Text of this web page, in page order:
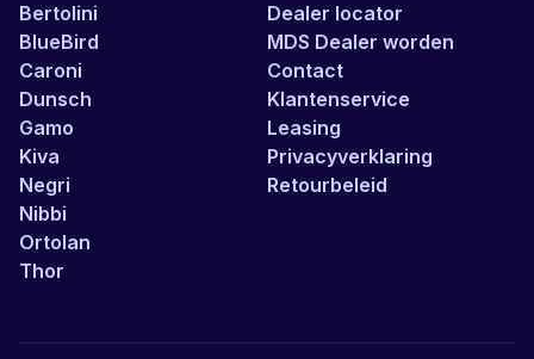
Bertolini
BlueBird
Caroni
Dunsch
Gamo
Kiva
Negri
Nibbi
Ortolan
Thor
Dealer locator
MDS Dealer worden
Contact
Klantenservice
Leasing
Privacyverklaring
Retourbeleid